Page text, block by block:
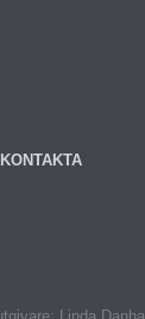
KONTAKTA